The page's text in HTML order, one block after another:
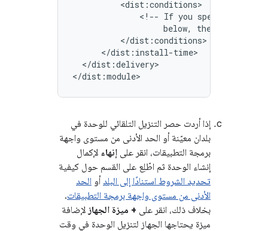
<!-- If you specify
below,
the
</dist:delivery>
إذا أردت حصر التنزيل التلقائي للوحدة في
بلدان معيّنة أو الحد الأدنى من مستوى واجهة
برمجة التطبيقات، انقر على إنهاء لإكمال
إنشاء الوحدة ثم اطّلِع على القسم حول كيفية
تحديد الشروط استنادًا إلى البلد أو الحد
الأدنى من مستوى واجهة برمجة التطبيقات.
بخلاف ذلك، انقر على + ميزة الجهاز لإضافة
ميزة يحتاجها الجهاز لتنزيل الوحدة في وقت